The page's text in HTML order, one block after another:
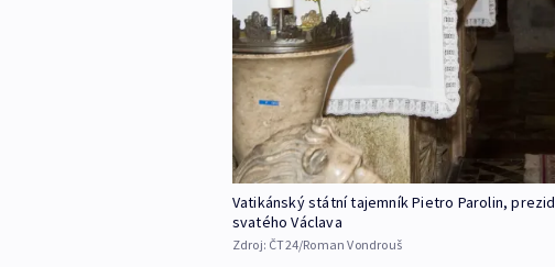
Vatikánský státní tajemník Pietro Parolin,
svatého Václava
Zdroj: ČT24/Roman Vondrouš